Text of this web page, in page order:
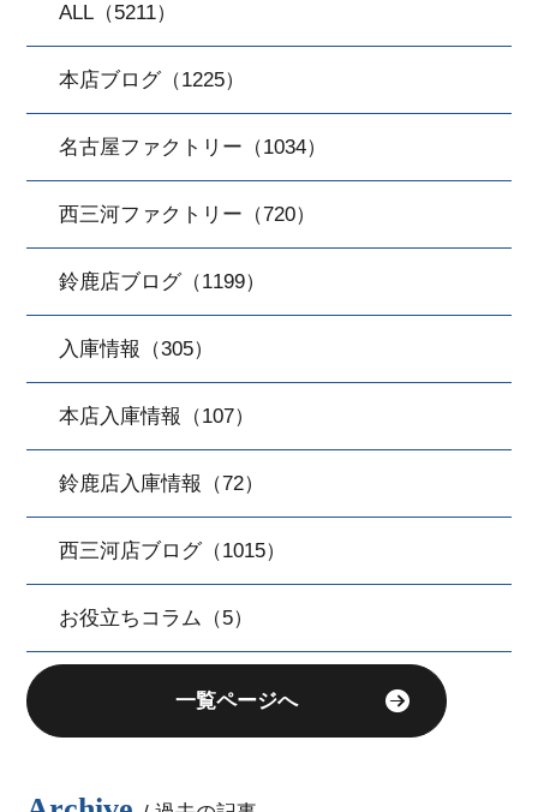
ALL（5211）
本店ブログ（1225）
名古屋ファクトリー（1034）
西三河ファクトリー（720）
鈴鹿店ブログ（1199）
入庫情報（305）
本店入庫情報（107）
鈴鹿店入庫情報（72）
西三河店ブログ（1015）
お役立ちコラム（5）
一覧ページへ